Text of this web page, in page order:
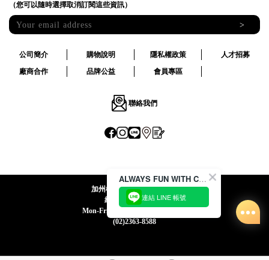
（您可以隨時選擇取消訂閱這些資訊）
>
公司簡介 購物說明 隱私權政策
人才招募
廠商合作
品牌公益 會員專區
聯絡我們
加州椰子國際股份有限公司
統一編號:24492069
Mon-Fri 09:00-12:30 / 13:30-18:00
(02)2363-8588
ALWAYS FUN WITH CACO !
連結 LINE 帳號